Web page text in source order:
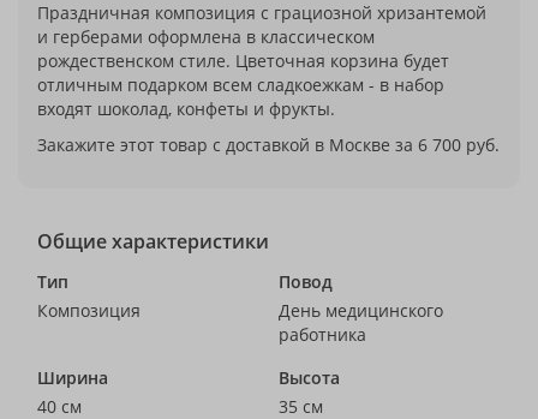
Праздничная композиция с грациозной хризантемой
и герберами оформлена в классическом
рождественском стиле. Цветочная корзина будет
отличным подарком всем сладкоежкам - в набор
входят шоколад, конфеты и фрукты.
Закажите этот товар с доставкой в Москве за 6 700 руб.
Общие характеристики
Тип
Композиция
Повод
День медицинского
работника
Ширина
40 см
Высота
35 см